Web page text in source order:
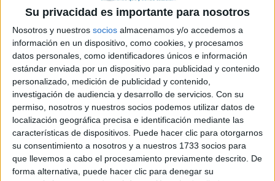
Su privacidad es importante para nosotros
Nosotros y nuestros socios almacenamos y/o accedemos a
información en un dispositivo, como cookies, y procesamos
datos personales, como identificadores únicos e información
estándar enviada por un dispositivo para publicidad y contenido
personalizado, medición de publicidad y contenido,
investigación de audiencia y desarrollo de servicios. Con su
permiso, nosotros y nuestros socios podemos utilizar datos de
localización geográfica precisa e identificación mediante las
características de dispositivos. Puede hacer clic para otorgarnos
su consentimiento a nosotros y a nuestros 1733 socios para
que llevemos a cabo el procesamiento previamente descrito. De
forma alternativa, puede hacer clic para denegar su
En mi caso cuando hice PAU en el 2008 no necesitaba nota, ya
que a mi lo que realmente me gustaba era un grado superior de
laboratorio para lo cual no era necesario tener PAU. ¿por qué la
hice entonces? porque sí, ja ja ja, me explico: es necesaria
tenerla aunq no se vaya a estudiar algo que requiera tenerla. Ya
que la vida da muchas vueltas y dentro de unos años plantarte
con la idea de estudiar una carrera. Y es más fácil estudiar la
selectividad cuando tenes la agilidad mental de 18 años que
cuando tenes la capacidad de 30 años.
Bueno, continuo, ya he terminado mi gardo superior de
laboratorio, el cual me encantó. Aunque hay que tener estomago
para esto puesto que se tocan muestras biologicas humanas que
no son muy deseadas: heces, vómito...... lo que menos asco